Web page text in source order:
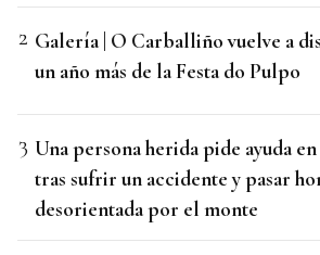
Galería | O Carballiño vuelve a
un año más de la Festa do Pulpo
Una persona herida pide ayuda
tras sufrir un accidente y pasar
desorientada por el monte